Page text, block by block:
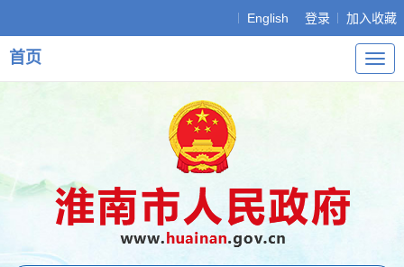
English 登录 加入收藏
导
航
首页